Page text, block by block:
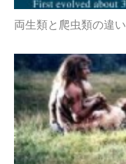
両生類と爬虫類の違い